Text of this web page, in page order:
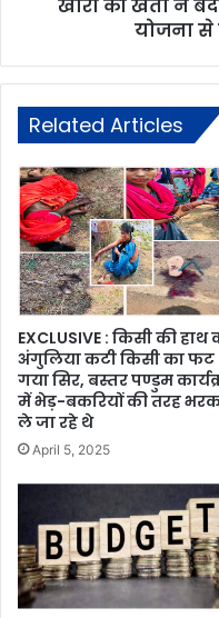
खीरा की खेती ने
योजना से
Related Articles
EXCLUSIVE : किसी की हाथ
अंगुलिया कटी किसी का फट
गया सिर, बस्तर पण्डुम
में भेड़-बकरियों की तरह
ले जा रहे थे
April 5, 2025